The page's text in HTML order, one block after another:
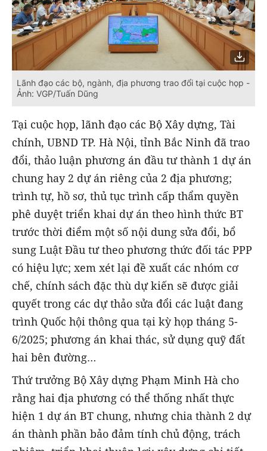
Lãnh đạo các bộ, ngành, địa phương trao đổi tại cuộc họp -
Ảnh: VGP/Tuấn Dũng
Tại cuộc họp, lãnh đạo các Bộ Xây dựng, Tài
chính, UBND TP. Hà Nội, tỉnh Bắc Ninh đã trao
đổi, thảo luận phương án đầu tư thành 1 dự án
chung hay 2 dự án riêng của 2 địa phương;
trình tự, hồ sơ, thủ tục trình cấp thẩm quyền
phê duyệt triển khai dự án theo hình thức BT
trước thời điểm một số nội dung sửa đổi, bổ
sung Luật Đầu tư theo phương thức đối tác PPP
có hiệu lực; xem xét lại đề xuất các nhóm cơ
chế, chính sách đặc thù dự kiến sẽ được giải
quyết trong các dự thảo sửa đổi các luật đang
trình Quốc hội thông qua tại kỳ họp tháng 5-
6/2025; phương án khai thác, sử dụng quỹ đất
hai bên đường…
Thứ trưởng Bộ Xây dựng Phạm Minh Hà cho
rằng hai địa phương có thể thống nhất thực
hiện 1 dự án BT chung, nhưng chia thành 2 dự
án thành phần bảo đảm tính chủ động, trách